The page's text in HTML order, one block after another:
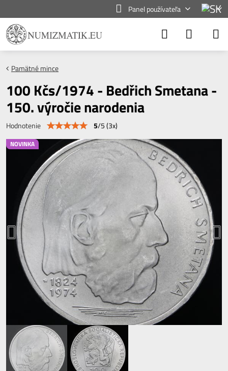
Panel používateľa
NOVINKA
Pamätné mince
100 Kčs/1974 - Bedřich Smetana -
150. výročie narodenia
Hodnotenie 5/5(3x)